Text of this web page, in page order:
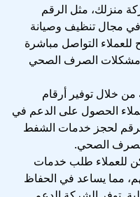
منزلك، مثل الرقم
مجال تنظيف وصيانة
التواصل مباشرة
الصرف الصحي
من خلال توفير أرقام
الحصول على الدعم في
لحجز خدمات الشفط
الصحي.
للعملاء طلب خدمات
مما يساعد في الحفاظ